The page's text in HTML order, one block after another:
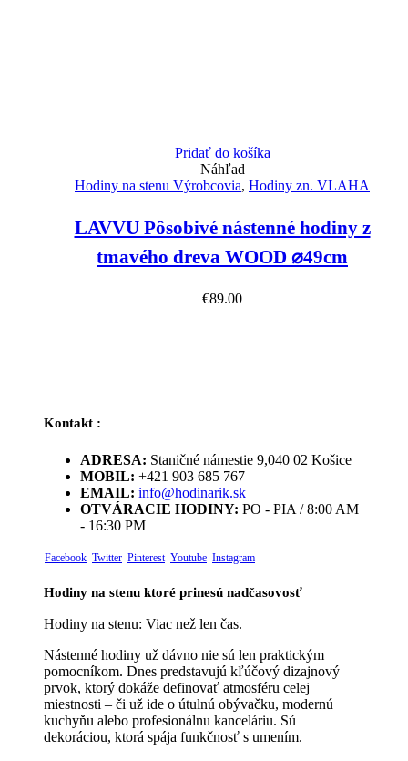
Pridať do košíka
Náhľad
Hodiny na stenu Výrobcovia, Hodiny zn. VLAHA
LAVVU Pôsobivé nástenné hodiny z
tmavého dreva WOOD ⌀49cm
€89.00
Kontakt :
ADRESA: Staničné námestie 9,040 02 Košice
MOBIL: +421 903 685 767
EMAIL: info@hodinarik.sk
OTVÁRACIE HODINY: PO - PIA / 8:00 AM
- 16:30 PM
Facebook Twitter Pinterest Youtube Instagram
Hodiny na stenu ktoré prinesú nadčasovosť
Hodiny na stenu: Viac než len čas.
Nástenné hodiny už dávno nie sú len praktickým
pomocníkom. Dnes predstavujú kľúčový dizajnový
prvok, ktorý dokáže definovať atmosféru celej
miestnosti – či už ide o útulnú obývačku, modernú
kuchyňu alebo profesionálnu kanceláriu. Sú
dekoráciou, ktorá spája funkčnosť s umením.